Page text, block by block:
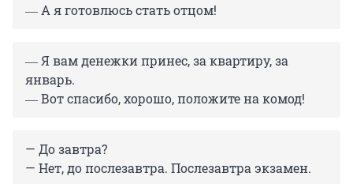
― А я готовлюсь стать отцом!
― Я вам денежки принес, за квартиру, за
январь.
― Вот спасибо, хорошо, положите на комод!
— До завтра?
— Нет, до послезавтра. Послезавтра экзамен.